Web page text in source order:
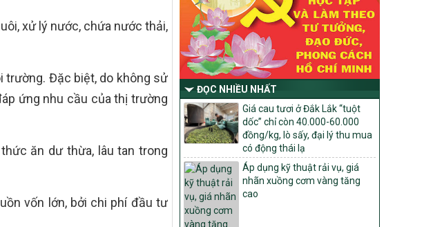
xử lý nước, chứa nước thải,
trường. Đặc biệt, do không sử
ứng nhu cầu của thị trường
ăn dư thừa, lâu tan trong
vốn lớn, bởi chi phí đầu tư
tế – xã hội vùng đồng bào dân tộc thiểu
số và miền núi giai đoạn 2026 – 2030
trên địa bàn tỉnh Nghệ An
Quyết định số 2490/QĐ-UBND
Về việc thành lập Ban Chỉ đạo Chương
trình mục tiều quốc gia xây dựng nông
thôn mới, giảm nghèo bền vững và phát
triển kinh tế – xã hội vùng đồng bào dân
tộc thiểu số và miền núi giai đoạn 2026
-2030 tỉnh Nghệ An
Thông tư Số 23/2026/TT-BNNMT
Thông tư Hướng dẫn thực hiện một số
nội dung Chương trình mục tiêu quốc gia
xây dựng nông thôn mới, giảm nghèo
bền vững và phát triển kinh tế – xã hội
vùng đồng bào dân tộc thiểu số và miền
ĐỌC NHIỀU NHẤT
Giá cau tươi ở Đắk Lắk “tuột
dốc” chỉ còn 40.000-60.000
đồng/kg, lò sấy, đại lý thu mua
có động thái lạ
Áp dụng kỹ thuật rải vụ, giá
nhãn xuồng cơm vàng tăng
cao